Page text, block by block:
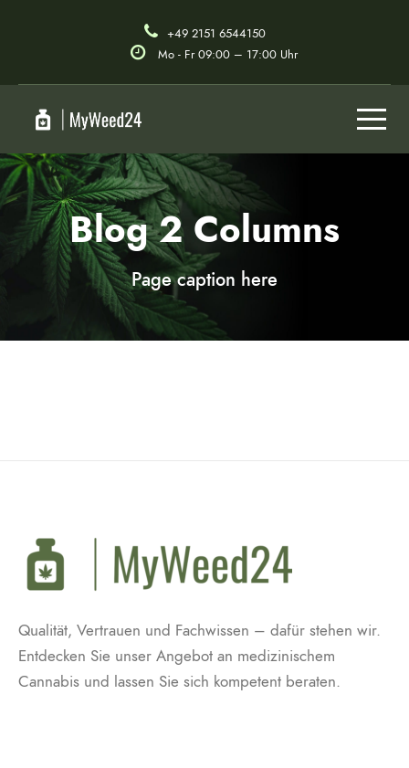
+49 2151 6544150
Mo - Fr 09:00 – 17:00 Uhr
Blog 2 Columns
Page caption here
Qualität, Vertrauen und Fachwissen – dafür stehen wir.
Entdecken Sie unser Angebot an medizinischem
Cannabis und lassen Sie sich kompetent beraten.